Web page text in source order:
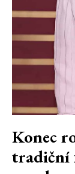
Konec
tradiční